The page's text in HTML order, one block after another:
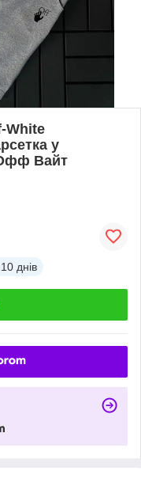
White
у
Вайт
10 днів